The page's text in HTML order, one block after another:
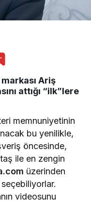
Ariş
attığı “ilk”lere
memnuniyetinin
bu yenilikle,
öncesinde,
ile en zengin
üzerinden
videosunu